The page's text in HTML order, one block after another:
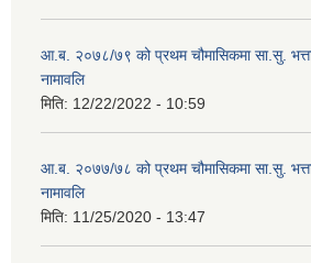
आ.ब. २०७८/७९ को प्रथम चौमासिकमा सा.सु. भत्ता
नामावलि
मिति: 12/22/2022 - 10:59
आ.ब. २०७७/७८ को प्रथम चौमासिकमा सा.सु. भत्ता
नामावलि
मिति: 11/25/2020 - 13:47